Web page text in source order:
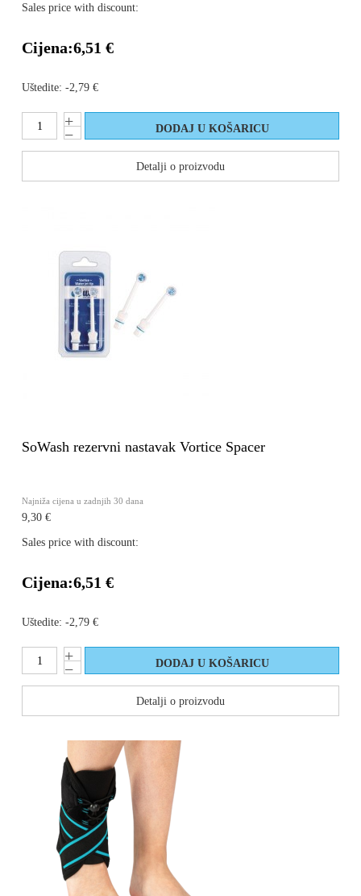
Sales price with discount:
Cijena:6,51 €
Uštedite: -2,79 €
Detalji o proizvodu
SoWash rezervni nastavak Vortice Spacer
Najniža cijena u zadnjih 30 dana
9,30 €
Sales price with discount:
Cijena:6,51 €
Uštedite: -2,79 €
Detalji o proizvodu